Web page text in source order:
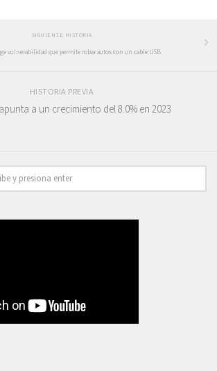
SIGUIENTE HISTORIA
vulnerabilidad que permite robar autos con un cable USB
HISTORIA PREVIA
a un crecimiento del 8.0% en 2023